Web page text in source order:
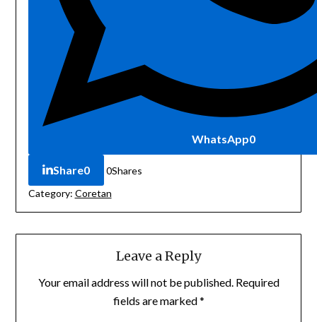
WhatsApp0
Share0 0Shares
Category: Coretan
Leave a Reply
Your email address will not be published. Required
fields are marked*